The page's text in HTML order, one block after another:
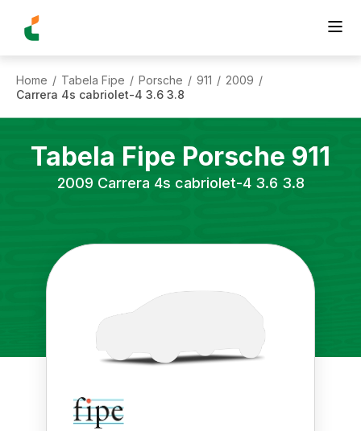
Home / Tabela Fipe / Porsche / 911 / 2009 /
Carrera 4s cabriolet-4 3.6 3.8
Tabela Fipe Porsche 911
2009 Carrera 4s cabriolet-4 3.6 3.8